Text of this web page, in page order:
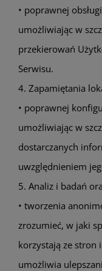
• poprawnej
umożliwiając w
przekierowań
Serwisu.
4. Zapamiętania
• poprawnej
umożliwiając w
dostarczanych
uwzględnieniem
5. Analiz i badań
• tworzenia
zrozumieć, w jaki
korzystają ze stron
umożliwia